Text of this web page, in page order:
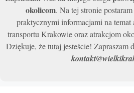
okolicom. Na tej stronie
praktycznymi informacjami na
transportu Krakowie oraz atrakcjom
Dziękuje, że tutaj jesteście! Zapraszam